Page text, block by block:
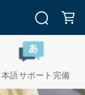
本語サポート完備